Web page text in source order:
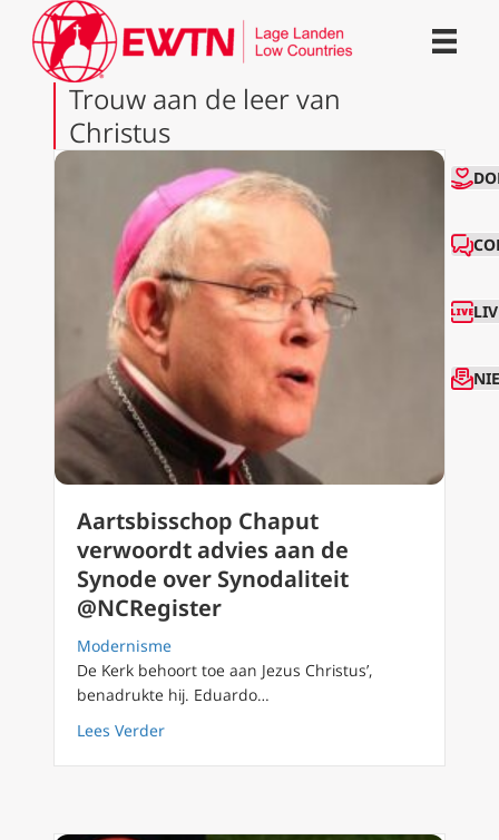
Trouw aan de leer van
Christus
Aartsbisschop Chaput
verwoordt advies aan de
Synode over Synodaliteit
@NCRegister
Modernisme
De Kerk behoort toe aan Jezus Christus’,
benadrukte hij. Eduardo…
Lees Verderabout Aartsbisschop Chaput verwoordt